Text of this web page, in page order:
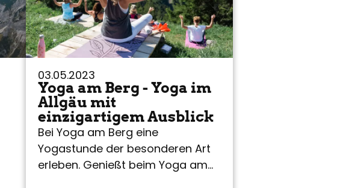
03.05.2023
Yoga am Berg - Yoga im
Allgäu mit
einzigartigem Ausblick
Bei Yoga am Berg eine
Yogastunde der besonderen Art
erleben. Genießt beim Yoga am